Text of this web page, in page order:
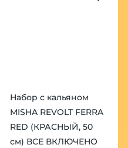
Набор с кальяном
MISHA REVOLT FERRA
RED (КРАСНЫЙ, 50
см) ВСЕ ВКЛЮЧЕНО